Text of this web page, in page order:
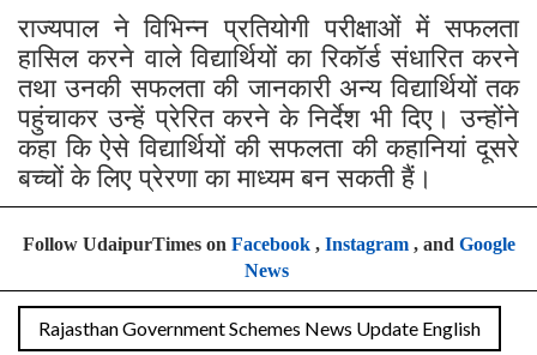
राज्यपाल ने विभिन्न प्रतियोगी परीक्षाओं में सफलता
हासिल करने वाले विद्यार्थियों का रिकॉर्ड संधारित करने
तथा उनकी सफलता की जानकारी अन्य विद्यार्थियों तक
पहुंचाकर उन्हें प्रेरित करने के निर्देश भी दिए। उन्होंने
कहा कि ऐसे विद्यार्थियों की सफलता की कहानियां दूसरे
बच्चों के लिए प्रेरणा का माध्यम बन सकती हैं।
Follow UdaipurTimes on Facebook, Instagram, and Google
News
Rajasthan Government Schemes News Update English